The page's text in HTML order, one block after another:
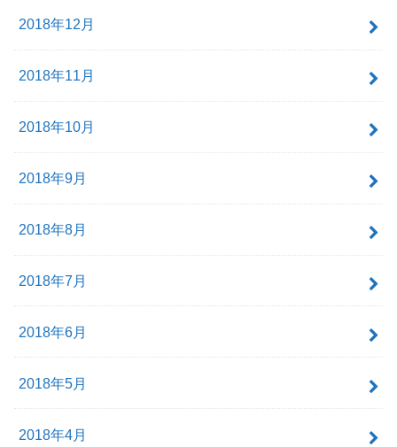
2018年12月
2018年11月
2018年10月
2018年9月
2018年8月
2018年7月
2018年6月
2018年5月
2018年4月